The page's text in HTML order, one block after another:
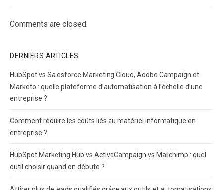
Comments are closed.
DERNIERS ARTICLES
HubSpot vs Salesforce Marketing Cloud, Adobe Campaign et
Marketo : quelle plateforme d’automatisation à l’échelle d’une
entreprise ?
Comment réduire les coûts liés au matériel informatique en
entreprise ?
HubSpot Marketing Hub vs ActiveCampaign vs Mailchimp : quel
outil choisir quand on débute ?